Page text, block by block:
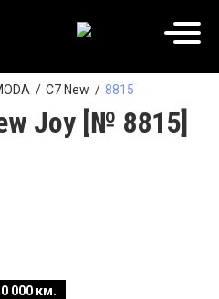
C7 New 8815
Joy [№ 8815]
000 км.